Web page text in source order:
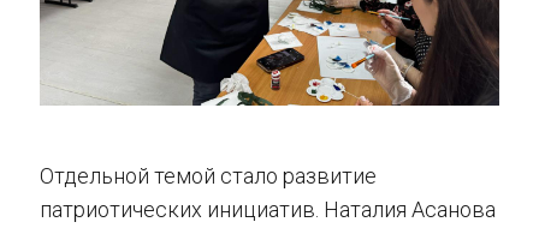
Отдельной темой стало развитие
патриотических инициатив. Наталия Асанова